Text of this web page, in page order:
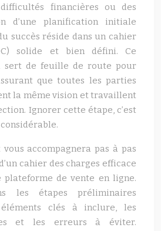
financières ou des
d’une planification initiale
succès réside dans un cahier
solide et bien défini. Ce
sert de feuille de route pour
que toutes les parties
la même vision et travaillent
Ignorer cette étape, c’est
accompagnera pas à pas
cahier des charges efficace
de vente en ligne.
les étapes préliminaires
éléments clés à inclure, les
et les erreurs à éviter.